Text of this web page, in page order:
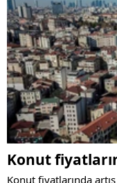
Konut
Konut fiyatlarında